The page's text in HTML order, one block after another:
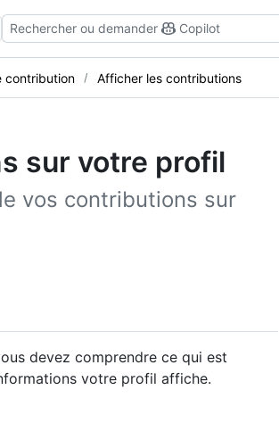
Rechercher ou demander Copilot
contribution Afficher les contributions
sur votre profil
vos contributions sur
devez comprendre ce qui est
votre profil affiche.